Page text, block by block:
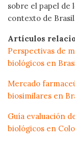
sobre el papel de
contexto de
Artículos
Perspectivas de
biológicos en
Mercado
biosimilares en
Guía evaluación
biológicos en